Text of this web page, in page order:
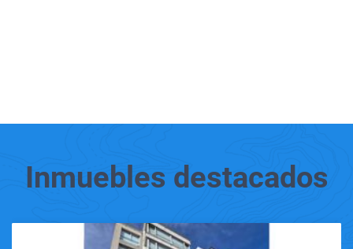
Inmuebles destacados